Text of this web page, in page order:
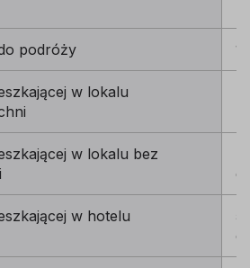
podróży
w lokalu
w lokalu bez
w hotelu